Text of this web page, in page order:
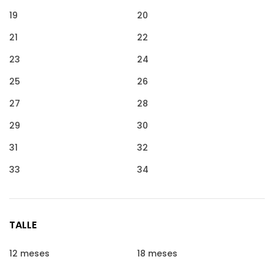
19
20
21
22
23
24
25
26
27
28
29
30
31
32
33
34
TALLE
12 meses
18 meses